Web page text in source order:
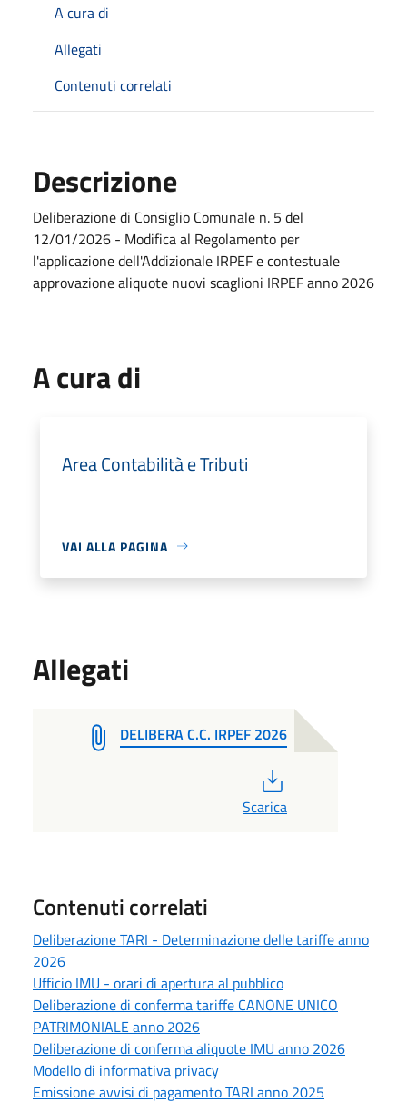
A cura di
Allegati
Contenuti correlati
Descrizione
Deliberazione di Consiglio Comunale n. 5 del
12/01/2026 - Modifica al Regolamento per
l'applicazione dell'Addizionale IRPEF e contestuale
approvazione aliquote nuovi scaglioni IRPEF anno 2026
A cura di
Area Contabilità e Tributi
VAI ALLA PAGINA
Allegati
DELIBERA C.C. IRPEF 2026
Scarica
Contenuti correlati
Deliberazione TARI - Determinazione delle tariffe anno
2026
Ufficio IMU - orari di apertura al pubblico
Deliberazione di conferma tariffe CANONE UNICO
PATRIMONIALE anno 2026
Deliberazione di conferma aliquote IMU anno 2026
Modello di informativa privacy
Emissione avvisi di pagamento TARI anno 2025